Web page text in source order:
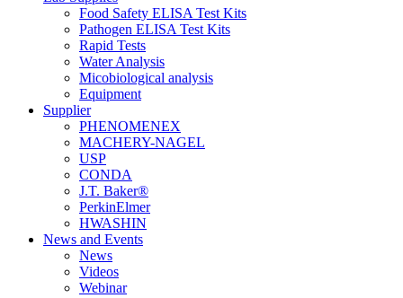
Food Safety ELISA Test Kits
Pathogen ELISA Test Kits
Rapid Tests
Water Analysis
Micobiological analysis
Equipment
Supplier
PHENOMENEX
MACHERY-NAGEL
USP
CONDA
J.T. Baker®
PerkinElmer
HWASHIN
News and Events
News
Videos
Webinar